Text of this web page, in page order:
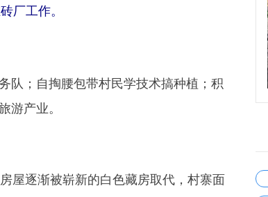
厂工作。
；自掏腰包带村民学技术搞种植；积
产业。
逐渐被崭新的白色藏房取代，村寨面